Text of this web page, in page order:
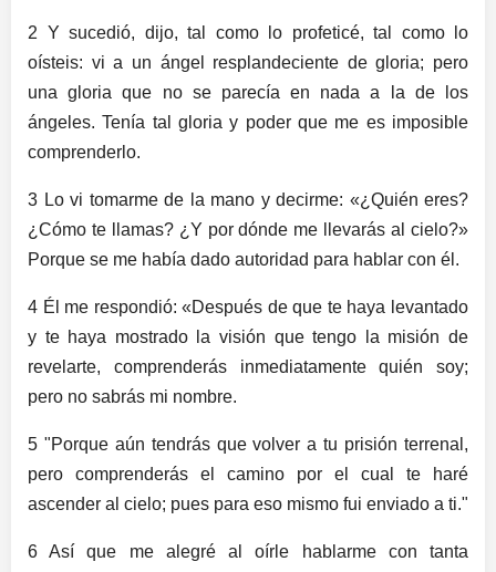
2 Y sucedió, dijo, tal como lo profeticé, tal como lo
oísteis: vi a un ángel resplandeciente de gloria; pero
una gloria que no se parecía en nada a la de los
ángeles. Tenía tal gloria y poder que me es imposible
comprenderlo.
3 Lo vi tomarme de la mano y decirme: «¿Quién eres?
¿Cómo te llamas? ¿Y por dónde me llevarás al cielo?»
Porque se me había dado autoridad para hablar con él.
4 Él me respondió: «Después de que te haya levantado
y te haya mostrado la visión que tengo la misión de
revelarte, comprenderás inmediatamente quién soy;
pero no sabrás mi nombre.
5 "Porque aún tendrás que volver a tu prisión terrenal,
pero comprenderás el camino por el cual te haré
ascender al cielo; pues para eso mismo fui enviado a ti."
6 Así que me alegré al oírle hablarme con tanta